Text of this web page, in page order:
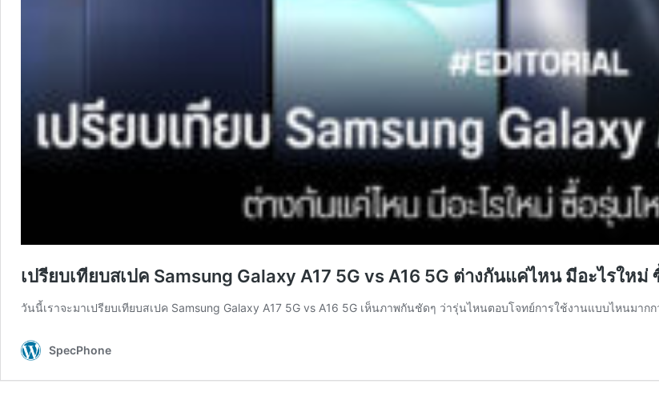
เปรียบเทียบสเปค Samsung Galaxy A17 5G vs A16 5G ต่างกันแค่ไหน มีอะไรให
วันนี้เราจะมาเปรียบเทียบสเปค Samsung Galaxy A17 5G vs A16 5G เห็นภาพกันชัดๆ ว่ารุ่นไหนตอบโจทย์การใช้งานแบบไหนมา
SpecPhone